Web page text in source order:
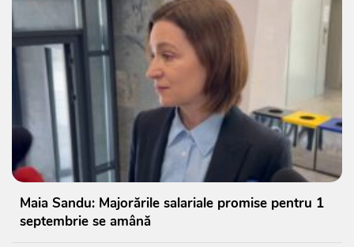
Maia Sandu: Majorările salariale promise pentru 1
septembrie se amână